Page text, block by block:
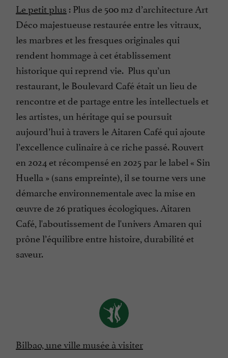
Le petit plus : Plus de 500 m2 d’architecture Art
Déco majestueuse restaurée entre les vitraux,
les marbres et les fresques originales qui
rendent hommage à cet établissement
historique qui reprend vie. Plus qu’un
restaurant, le Boulevard Café était un lieu de
rencontre et de partage entre les intellectuels et
les artistes, un héritage qui se poursuit
aujourd’hui à travers le Aitaren Café qui ajoute
l’excellence culinaire à ce riche passé. Rouvert
en 2024 et récompensé en 2025 par le label « Sin
Huella » (sans empreinte), il se tourne vers une
démarche environnementale avec la mise en
œuvre de 26 pratiques écologiques. Aitaren
Café, l'aboutissement de l'univers Amaren qui
prône l’équilibre entre histoire, durabilité et
saveur.
Bilbao, une ville musée à visiter